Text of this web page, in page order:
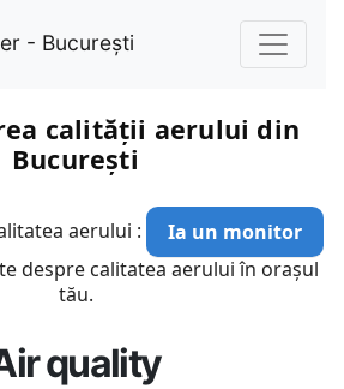
- București
calității aerului din
București
aerului :
Ia un monitor
despre calitatea aerului în orașul
tău.
quality